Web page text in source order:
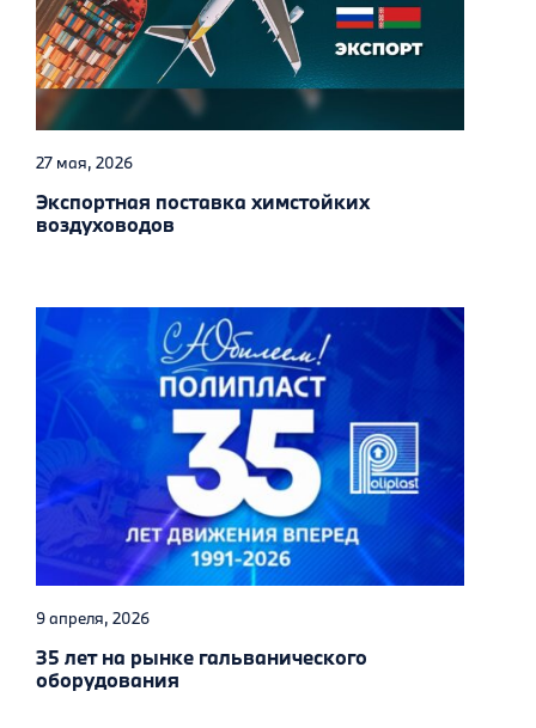
27 мая, 2026
Экспортная поставка химстойких
воздуховодов
9 апреля, 2026
35 лет на рынке гальванического
оборудования